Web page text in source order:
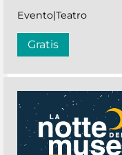
Evento|Teatro
Gratis